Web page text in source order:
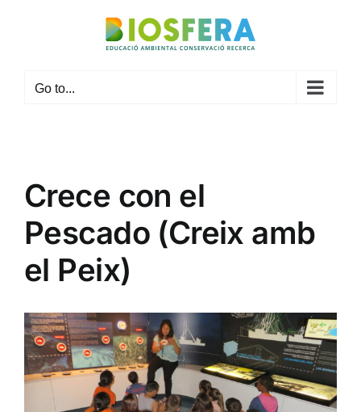
Go to...
Crece con el
Pescado (Creix amb
el Peix)